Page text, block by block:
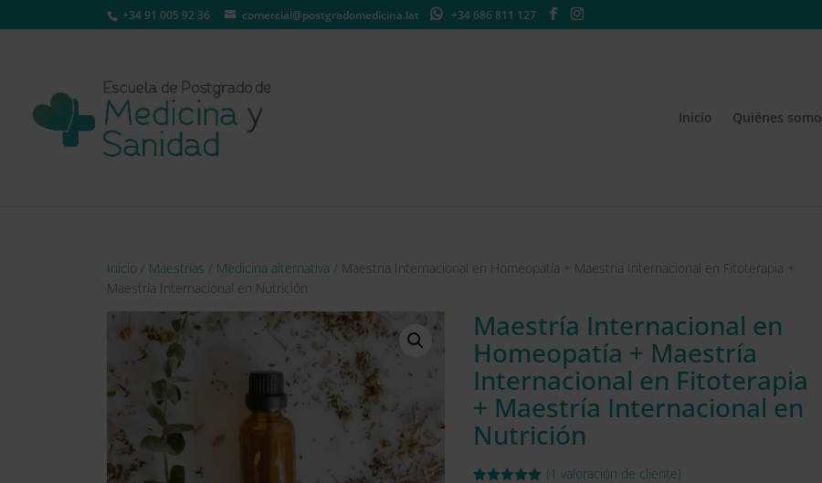
+34 91 005 92 36 comercial@postgradomedicina.lat +34 686 811 127
Inicio Quiénes
Inicio / Maestrías / Medicina alternativa / Maestría Internacional en Homeopatía + Maestría Internacional en Fitoterapia +
Maestría Internacional en Nutrición
Maestría Internacional en
Homeopatía + Maestría
Internacional en Fitoterapia
+ Maestría Internacional en
Nutrición
(1 valoración de cliente)